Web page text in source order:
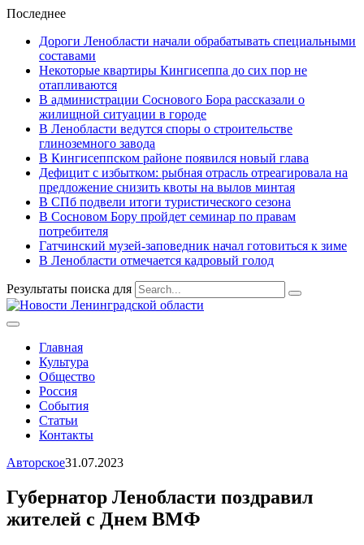
Последнее
Дороги Ленобласти начали обрабатывать специальными
составами
Некоторые квартиры Кингисеппа до сих пор не
отапливаются
В администрации Соснового Бора рассказали о
жилищной ситуации в городе
В Ленобласти ведутся споры о строительстве
глиноземного завода
В Кингисеппском районе появился новый глава
Дефицит с избытком: рыбная отрасль отреагировала на
предложение снизить квоты на вылов минтая
В СПб подвели итоги туристического сезона
В Сосновом Бору пройдет семинар по правам
потребителя
Гатчинский музей-заповедник начал готовиться к зиме
В Ленобласти отмечается кадровый голод
Результаты поиска для
Главная
Культура
Общество
Россия
События
Статьи
Контакты
Авторское31.07.2023
Губернатор Ленобласти поздравил
жителей с Днем ВМФ